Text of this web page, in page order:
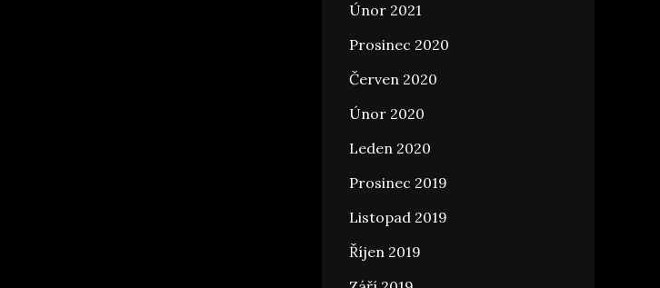
Únor 2021
Prosinec 2020
Červen 2020
Únor 2020
Leden 2020
Prosinec 2019
Listopad 2019
Říjen 2019